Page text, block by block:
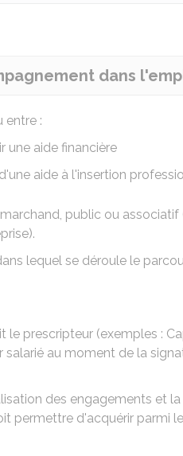
dans
entre :
une aide financière
aide à l'insertion
public ou associatif
lequel se déroule le
le prescripteur (exemples :
salarié au moment de la
des engagements et
permettre d'acquérir parmi